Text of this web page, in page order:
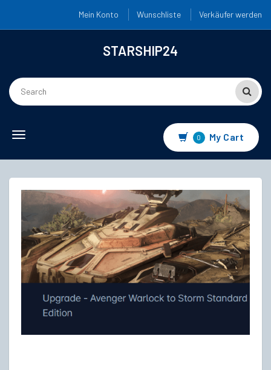
Mein Konto Wunschliste Verkäufer werden
STARSHIP24
Toggle
0 My Cart